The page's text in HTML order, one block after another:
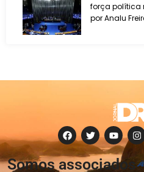
força política
por Analu
Somos associados